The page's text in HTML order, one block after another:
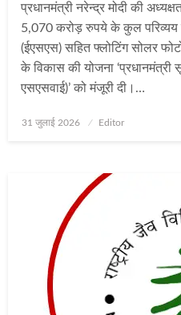
प्रधानमंत्री नरेन्द्र मोदी की
5,070 करोड़ रुपये के कुल परिव्यय
(ईएसएस) सहित फ्लोटिंग सोलर
के विकास की योजना ‘प्रधानमंत्री
एसएसवाई)’ को मंजूरी दी।…
Posted
31 जुलाई 2026 Editor